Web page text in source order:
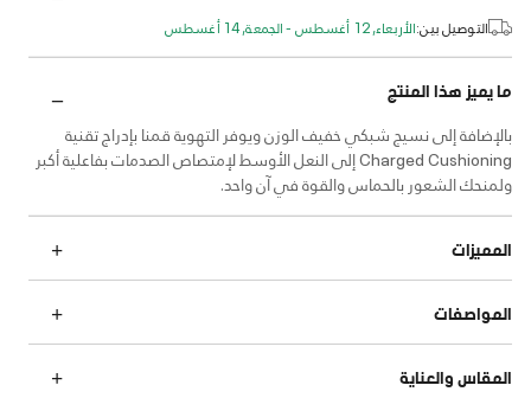
التوصيل بين:الأربعاء, 12 أغسطس - الجمعة, 14 أغسطس
ما يميز هذا المنتج
بالإضافة إلى نسيج شبكي خفيف الوزن ويوفر التهوية قمنا بإدراج تقنية
Charged Cushioning إلى النعل الأوسط لإمتصاص الصدمات بفاعلية أكبر
ولمنحك الشعور بالحماس والقوة في آن واحد.
المميزات
المواصفات
المقاس والعناية